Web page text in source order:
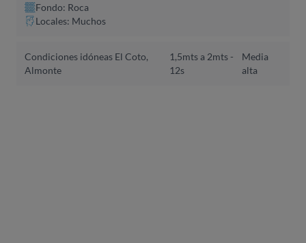
Fondo: Roca
Locales: Muchos
Condiciones idóneas El Coto,
Almonte
1,5mts a 2mts -
12s
Media
alta